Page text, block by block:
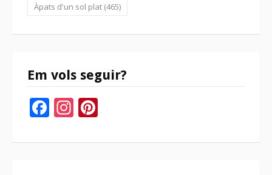
Àpats d'un sol plat (465)
Em vols seguir?
Facebook
Instagram